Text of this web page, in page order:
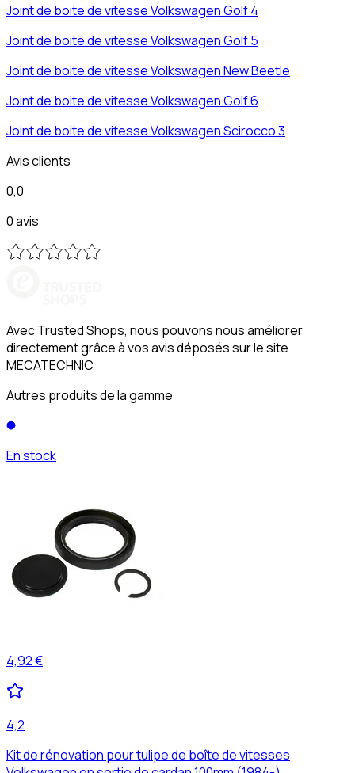
Joint de boite de vitesseVolkswagenGolf 4
Joint de boite de vitesseVolkswagenGolf 5
Joint de boite de vitesseVolkswagenNew Beetle
Joint de boite de vitesseVolkswagenGolf 6
Joint de boite de vitesseVolkswagenScirocco 3
Avis clients
0,0
0 avis
Avec Trusted Shops, nous pouvons nous améliorer
directement grâce à vos avis déposés sur le site
MECATECHNIC
Autres produits de la gamme
En stock
4,92 €
4,2
Kit de rénovation pour tulipe de boîte de vitesses